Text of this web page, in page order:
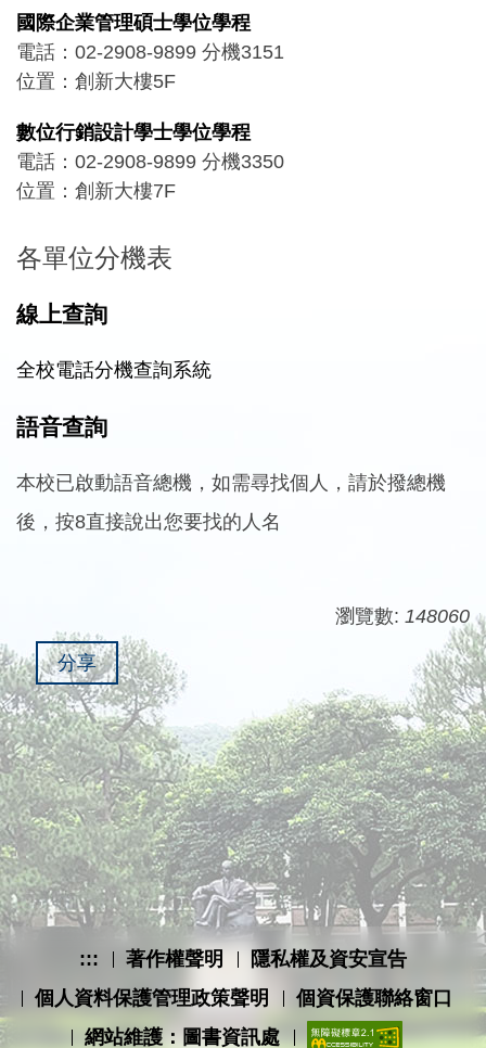
國際企業管理碩士學位學程
電話：02-2908-9899 分機3151
位置：創新大樓5F
數位行銷設計學士學位學程
電話：02-2908-9899 分機3350
位置：創新大樓7F
各單位分機表
線上查詢
全校電話分機查詢系統
語音查詢
本校已啟動語音總機，如需尋找個人，請於撥總機
後，按8直接說出您要找的人名
瀏覽數: 148060
分享
::: 著作權聲明
隱私權及資安宣告
個人資料保護管理政策聲明
個資保護聯絡窗口
網站維護：圖書資訊處